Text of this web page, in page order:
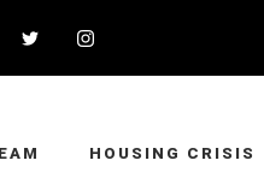
HOUSING CRISIS